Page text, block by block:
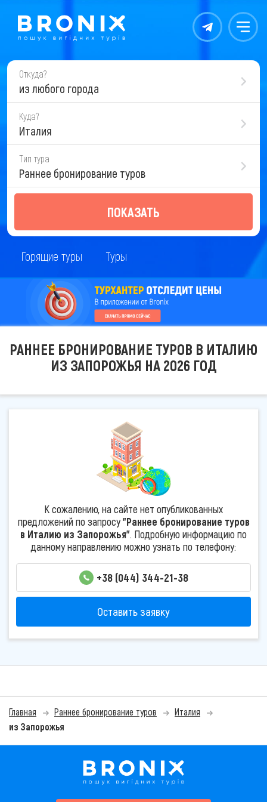
Контакты Меню
Откуда?
из любого города
Куда?
Италия
Тип тура
Раннее бронирование туров
ПОКАЗАТЬ
Горящие туры Туры
РАННЕЕ БРОНИРОВАНИЕ ТУРОВ В ИТАЛИЮ
ИЗ ЗАПОРОЖЬЯ НА 2026 ГОД
К сожалению, на сайте нет опубликованных
предложений по запросу"Раннее бронирование туров
в Италию из Запорожья". Подробную информацию по
данному направлению можно узнать по телефону:
+38 (044) 344-21-38
Оставить заявку
Главная Раннее бронирование туров
Италия
из Запорожья